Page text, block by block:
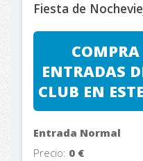
Fiesta de
ENTRADAS
CLUB EN
Entrada Normal
Precio: 0 €